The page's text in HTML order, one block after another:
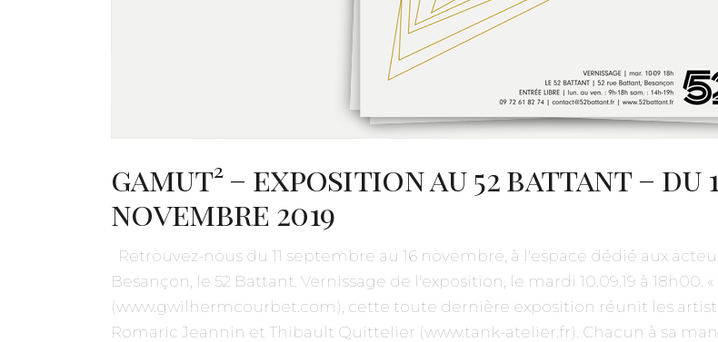
gamut² – exposition au 52 battant – du
novembre 2019
Retrouvez-nous du 11 septembre au 16 novembre, à l'espace dédié aux
Besançon, le 52 Battant. Vernissage de l'exposition, le mardi 10.09.19 à
(www.gwilhermcourbet.com), cette toute dernière exposition réunit les
Romaric Jeannin et Thibault Quittelier (www.tank-atelier.fr). Chacun à sa